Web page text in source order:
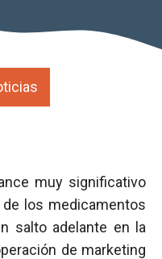
muy significativo
los medicamentos
salto adelante en la
de marketing